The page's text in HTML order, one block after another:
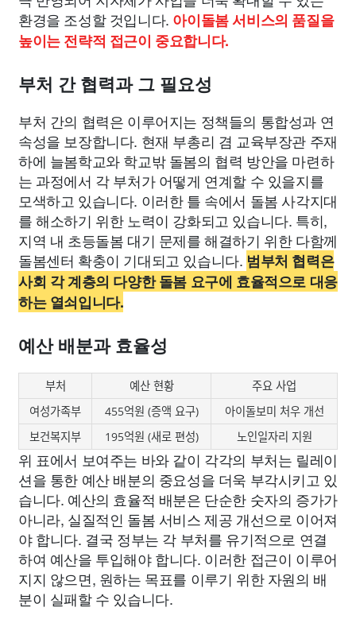
환경을 조성할 것입니다. 아이돌봄 서비스의 품질을
높이는 전략적 접근이 중요합니다.
부처 간 협력과 그 필요성
부처 간의 협력은 이루어지는 정책들의 통합성과 연
속성을 보장합니다. 현재 부총리 겸 교육부장관 주재
하에 늘봄학교와 학교밖 돌봄의 협력 방안을 마련하
는 과정에서 각 부처가 어떻게 연계할 수 있을지를
모색하고 있습니다. 이러한 틀 속에서 돌봄 사각지대
를 해소하기 위한 노력이 강화되고 있습니다. 특히,
지역 내 초등돌봄 대기 문제를 해결하기 위한 다함께
돌봄센터 확충이 기대되고 있습니다. 범부처 협력은
사회 각 계층의 다양한 돌봄 요구에 효율적으로 대응
하는 열쇠입니다.
예산 배분과 효율성
부처 예산 현황
주요 사업
여성가족부
455억원 (증액 요구)
아이돌보미 처우 개선
보건복지부
195억원 (새로 편성) 노인일자리 지원
위 표에서 보여주는 바와 같이 각각의 부처는 릴레이
션을 통한 예산 배분의 중요성을 더욱 부각시키고 있
습니다. 예산의 효율적 배분은 단순한 숫자의 증가가
아니라, 실질적인 돌봄 서비스 제공 개선으로 이어져
야 합니다. 결국 정부는 각 부처를 유기적으로 연결
하여 예산을 투입해야 합니다. 이러한 접근이 이루어
지지 않으면, 원하는 목표를 이루기 위한 자원의 배
분이 실패할 수 있습니다.